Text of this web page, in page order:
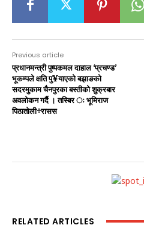
Previous article
प्रधानमन्त्री पुष्पकमल दाहाल ‘प्रचण्ड’
भूकम्पले क्षति पु¥याएको बझाङको
सदरमुकाम चैनपुरका बस्तीको शुक्रबार
अवलोकन गर्दै । तस्बिर ः भूमिराज
पिठातोली÷रासस
RELATED ARTICLES